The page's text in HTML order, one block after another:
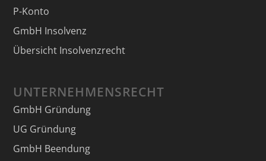
P-Konto
GmbH Insolvenz
Übersicht Insolvenzrecht
UNTERNEHMENSRECHT
GmbH Gründung
UG Gründung
GmbH Beendung